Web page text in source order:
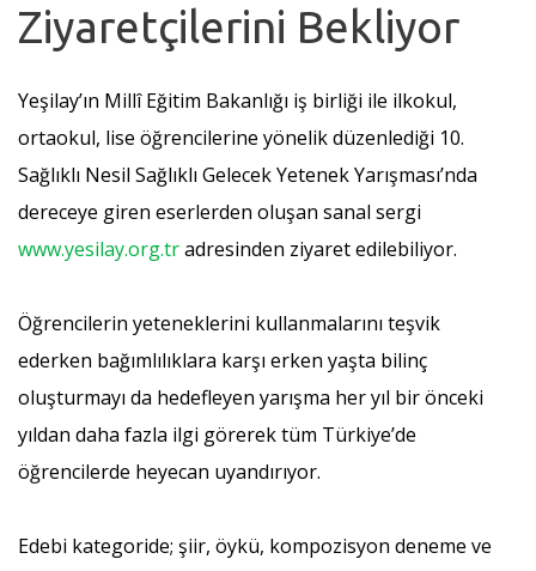
Ziyaretçilerini Bekliyor
Yeşilay’ın Millî Eğitim Bakanlığı iş birliği ile ilkokul,
ortaokul, lise öğrencilerine yönelik düzenlediği 10.
Sağlıklı Nesil Sağlıklı Gelecek Yetenek Yarışması’nda
dereceye giren eserlerden oluşan sanal sergi
www.yesilay.org.tradresinden ziyaret edilebiliyor.
Öğrencilerin yeteneklerini kullanmalarını teşvik
ederken bağımlılıklara karşı erken yaşta bilinç
oluşturmayı da hedefleyen yarışma her yıl bir önceki
yıldan daha fazla ilgi görerek tüm Türkiye’de
öğrencilerde heyecan uyandırıyor.
Edebi kategoride; şiir, öykü, kompozisyon deneme ve